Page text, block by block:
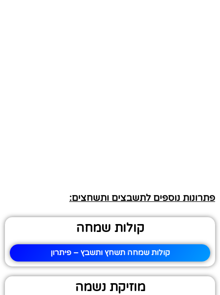
פתרונות נוספים לתשבצים ותשחצים:
קולות שמחה
קולות שמחה תשחץ ותשבץ – פיתרון
מוזיקת נשמה